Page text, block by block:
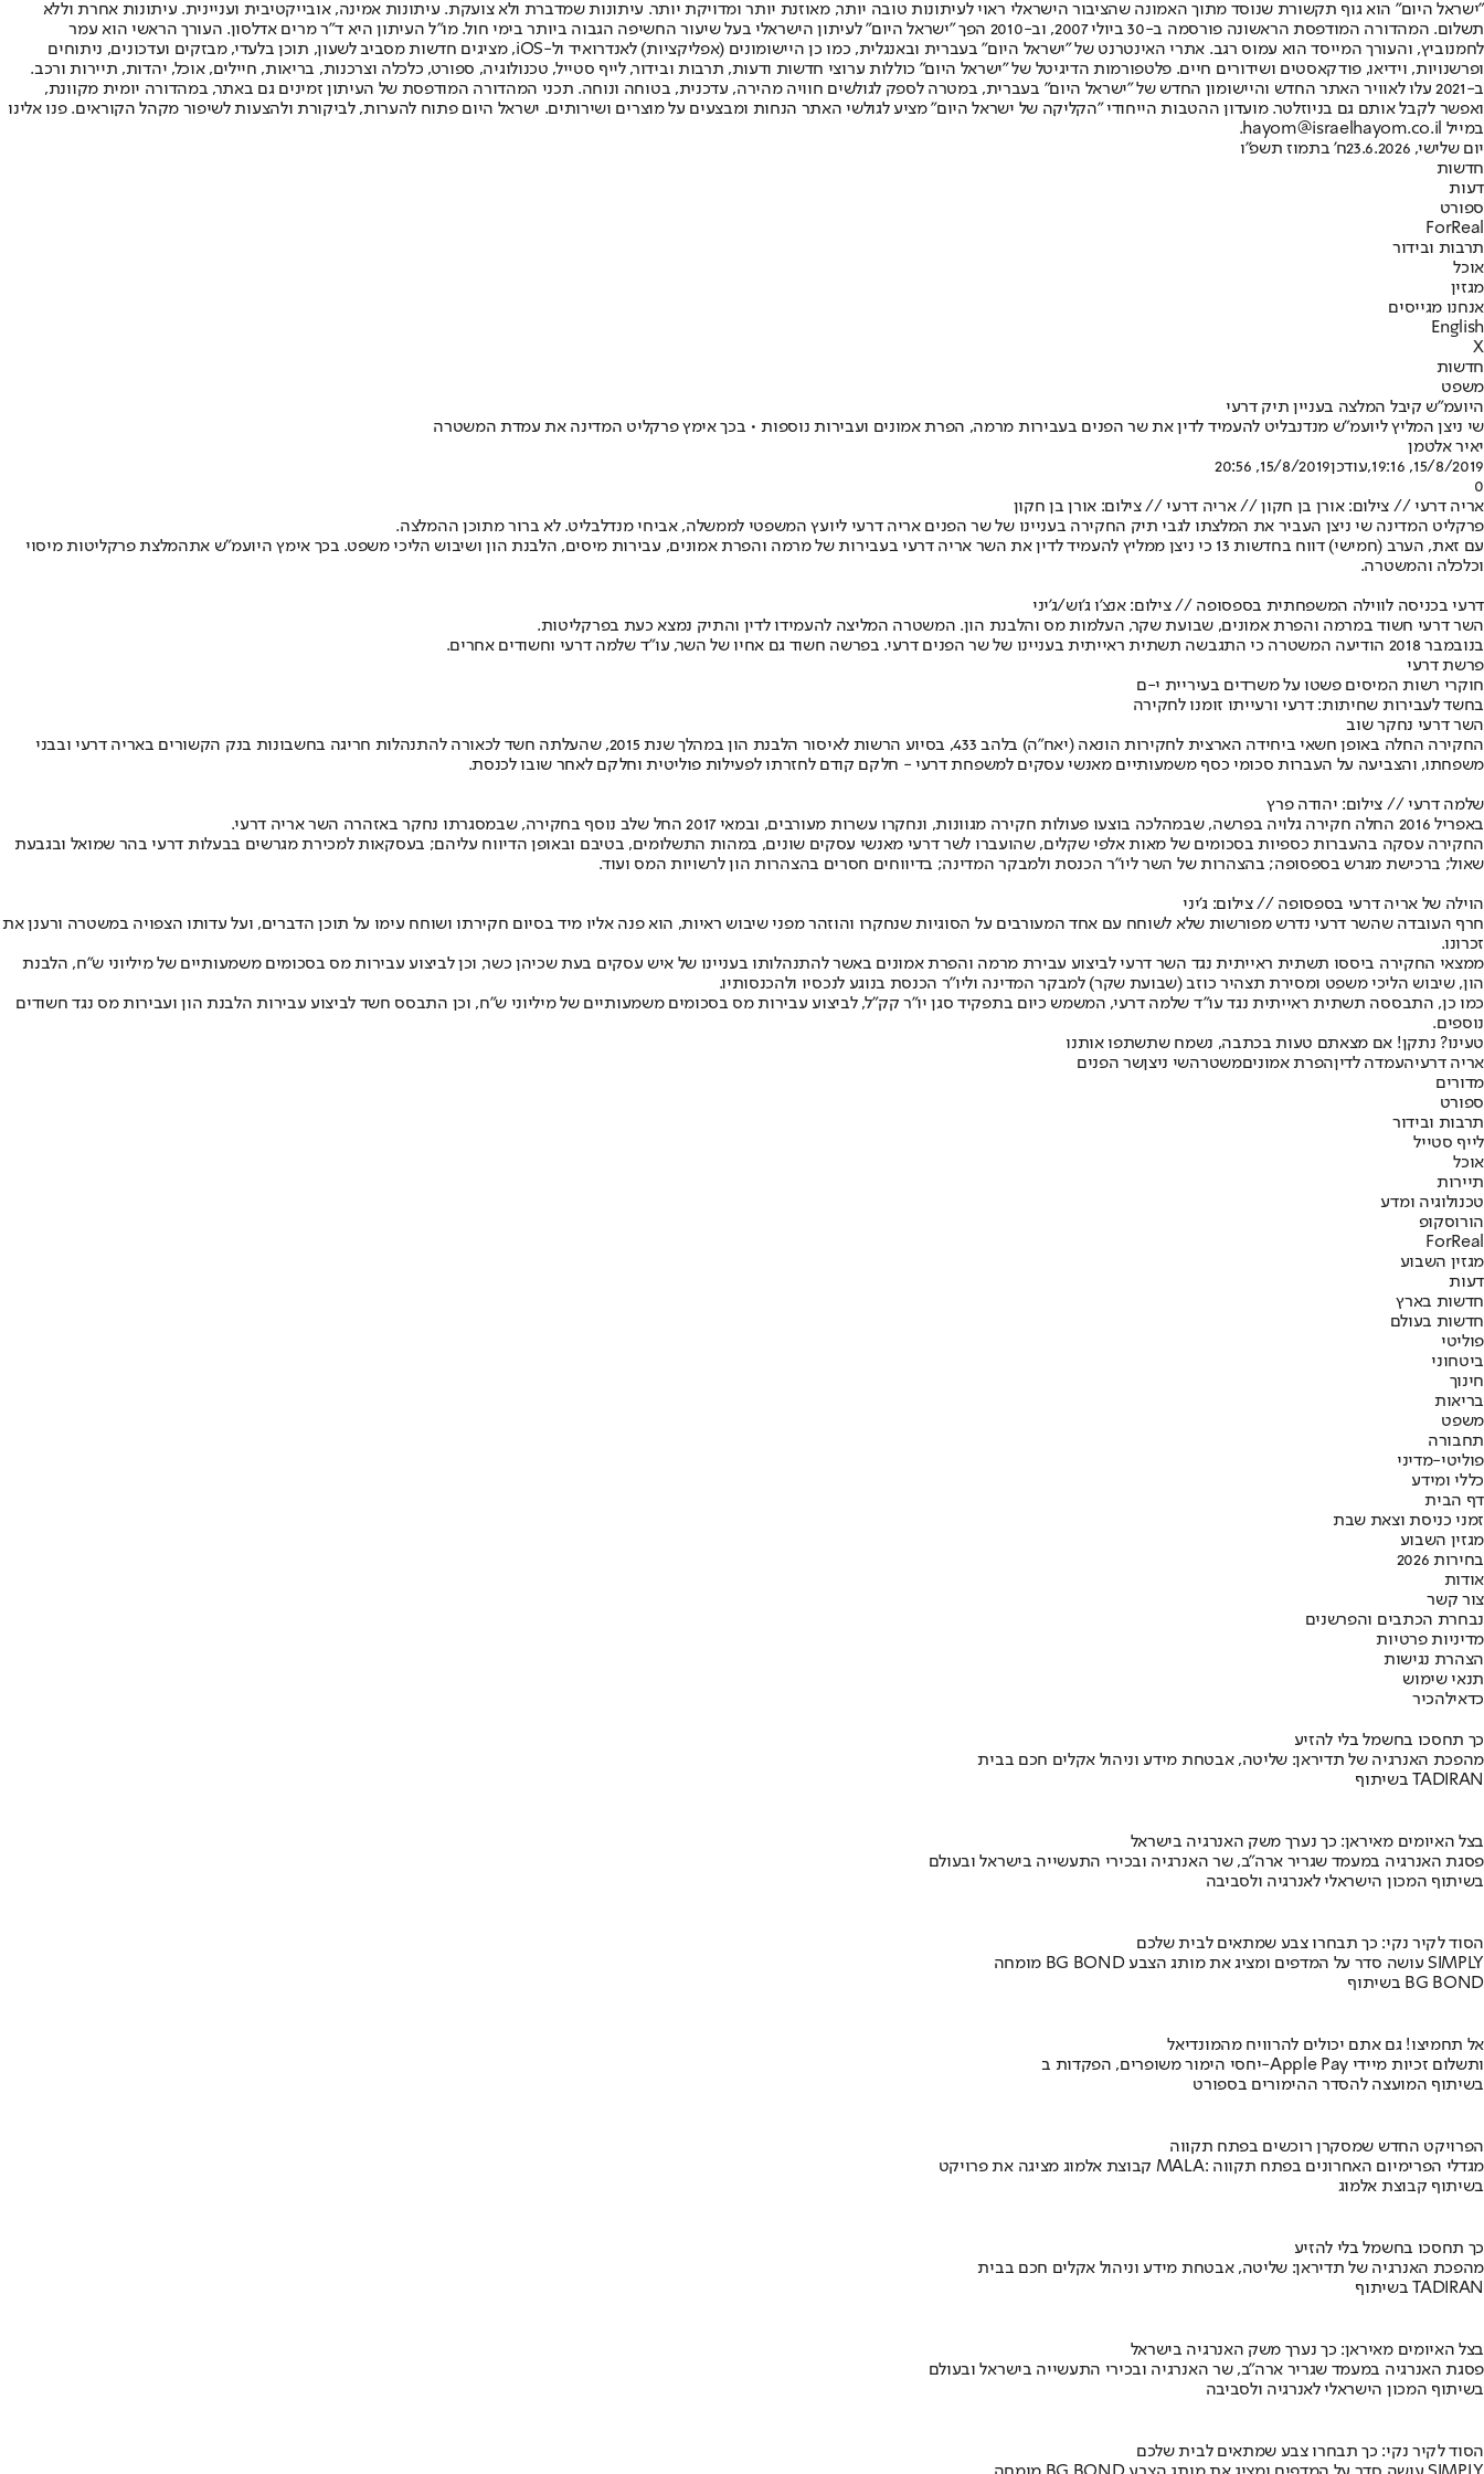
"ישראל היום" הוא גוף תקשורת שנוסד מתוך האמונה שהציבור הישראלי ראוי לעיתונות טובה יותר, מאוזנת יותר ומדויקת יותר. עיתונות שמדברת ולא צועקת. עיתונות אמינה, אובייקטיבית ועניינית. עיתונות אחרת וללא
תשלום. המהדורה המודפסת הראשונה פורסמה ב-30 ביולי 2007, וב-2010 הפך "ישראל היום" לעיתון הישראלי בעל שיעור החשיפה הגבוה ביותר בימי חול. מו"ל העיתון היא ד"ר מרים אדלסון. העורך הראשי הוא עמר
לחמנוביץ, והעורך המייסד הוא עמוס רגב. אתרי האינטרנט של "ישראל היום" בעברית ובאנגלית, כמו כן היישומונים (אפליקציות) לאנדרואיד ול-iOS, מציגים חדשות מסביב לשעון, תוכן בלעדי, מבזקים ועדכונים, ניתוחים
ופרשנויות, וידיאו, פודקאסטים ושידורים חיים. פלטפורמות הדיגיטל של "ישראל היום" כוללות ערוצי חדשות ודעות, תרבות ובידור, לייף סטייל, טכנולוגיה, ספורט, כלכלה וצרכנות, בריאות, חיילים, אוכל, יהדות, תיירות ורכב.
ב-2021 עלו לאוויר האתר החדש והיישומון החדש של "ישראל היום" בעברית, במטרה לספק לגולשים חוויה מהירה, עדכנית, בטוחה ונוחה. תכני המהדורה המודפסת של העיתון זמינים גם באתר, במהדורה יומית מקוונת,
ואפשר לקבל אותם גם בניוזלטר. מועדון ההטבות הייחודי "הקליקה של ישראל היום" מציע לגולשי האתר הנחות ומבצעים על מוצרים ושירותים. ישראל היום פתוח להערות, לביקורת ולהצעות לשיפור מקהל הקוראים. פנו אלינו
במייל hayom@israelhayom.co.il.
יום שלישי, 23.6.2026
ח' בתמוז תשפ"ו
חדשות
דעות
ספורט
ForReal
תרבות ובידור
אוכל
מגזין
אנחנו מגייסים
English
X
חדשות
משפט
היועמ"ש קיבל המלצה בעניין תיק דרעי
שי ניצן המליץ ליועמ"ש מנדנבליט להעמיד לדין את שר הפנים בעבירות מרמה, הפרת אמונים ועבירות נוספות • בכך אימץ פרקליט המדינה את עמדת המשטרה
יאיר אלטמן
15/8/2019, 19:16
,עודכן15/8/2019, 20:56
0
אריה דרעי // צילום: אורן בן חקון // אריה דרעי // צילום: אורן בן חקון
פרקליט המדינה שי ניצן העביר את המלצתו לגבי תיק החקירה בעניינו של שר הפנים אריה דרעי ליועץ המשפטי לממשלה, אביחי מנדלבליט. לא ברור מתוכן ההמלצה.
עם זאת, הערב (חמישי) דווח בחדשות 13 כי ניצן ממליץ להעמיד לדין את השר אריה דרעי בעבירות של מרמה והפרת אמונים, עבירות מיסים, הלבנת הון ושיבוש הליכי משפט. בכך אימץ היועמ"ש את
המלצת פרקליטות מיסוי
וכלכלה והמשטרה.
דרעי בכניסה לווילה המשפחתית בספסופה // צילום: אנצ'ו ג'וש/ג'יני
השר דרעי חשוד במרמה והפרת אמונים, שבועת שקר, העלמות מס והלבנת הון. המשטרה המליצה להעמידו לדין והתיק נמצא כעת בפרקליטות.
בנובמבר 2018 הודיעה המשטרה כי התגבשה תשתית ראייתית בעניינו של שר הפנים דרעי. בפרשה חשוד גם אחיו של השר, עו"ד שלמה דרעי וחשודים אחרים.
פרשת דרעי
חוקרי רשות המיסים פשטו על משרדים בעיריית י-ם
בחשד לעבירות שחיתות: דרעי ורעייתו זומנו לחקירה
השר דרעי נחקר שוב
החקירה החלה באופן חשאי ביחידה הארצית לחקירות הונאה (יאח"ה) בלהב 433, בסיוע הרשות לאיסור הלבנת הון במהלך שנת 2015, שהעלתה חשד לכאורה להתנהלות חריגה בחשבונות בנק הקשורים באריה דרעי ובבני
משפחתו, והצביעה על העברות סכומי כסף משמעותיים מאנשי עסקים למשפחת דרעי - חלקם קודם לחזרתו לפעילות פוליטית וחלקם לאחר שובו לכנסת.
שלמה דרעי // צילום: יהודה פרץ
באפריל 2016 החלה חקירה גלויה בפרשה, שבמהלכה בוצעו פעולות חקירה מגוונות, ונחקרו עשרות מעורבים, ובמאי 2017 החל שלב נוסף בחקירה, שבמסגרתו נחקר באזהרה השר אריה דרעי.
החקירה עסקה בהעברות כספיות בסכומים של מאות אלפי שקלים, שהועברו לשר דרעי מאנשי עסקים שונים, במהות התשלומים, בטיבם ובאופן הדיווח עליהם; בעסקאות למכירת מגרשים בבעלות דרעי בהר שמואל ובגבעת
שאול; ברכישת מגרש בספסופה; בהצהרות של השר ליו"ר הכנסת ולמבקר המדינה; בדיווחים חסרים בהצהרות הון לרשויות המס ועוד.
הוילה של אריה דרעי בספסופה // צילום: ג'יני
חרף העובדה שהשר דרעי נדרש מפורשות שלא לשוחח עם אחד המעורבים על הסוגיות שנחקרו והוזהר מפני שיבוש ראיות, הוא פנה אליו מיד בסיום חקירתו ושוחח עימו על תוכן הדברים, ועל עדותו הצפויה במשטרה ורענן את
זכרונו.
ממצאי החקירה ביססו תשתית ראייתית נגד השר דרעי לביצוע עבירת מרמה והפרת אמונים באשר להתנהלותו בעניינו של איש עסקים בעת שכיהן כשר, וכן לביצוע עבירות מס בסכומים משמעותיים של מיליוני ש"ח, הלבנת
הון, שיבוש הליכי משפט ומסירת תצהיר כוזב (שבועת שקר) למבקר המדינה וליו"ר הכנסת בנוגע לנכסיו ולהכנסותיו.
כמו כן, התבססה תשתית ראייתית נגד עו"ד שלמה דרעי, המשמש כיום בתפקיד סגן יו"ר קק"ל, לביצוע עבירות מס בסכומים משמעותיים של מיליוני ש"ח, וכן התבסס חשד לביצוע עבירות הלבנת הון ועבירות מס נגד חשודים
נוספים.
טעינו? נתקן! אם מצאתם טעות בכתבה, נשמח שתשתפו אותנו
אריה דרעיהעמדה לדיןהפרת אמוניםמשטרהשי ניצןשר הפנים
מדורים
ספורט
תרבות ובידור
לייף סטייל
אוכל
תיירות
טכנולוגיה ומדע
הורוסקופ
ForReal
מגזין השבוע
דעות
חדשות בארץ
חדשות בעולם
פוליטי
ביטחוני
חינוך
בריאות
משפט
תחבורה
פוליטי-מדיני
כללי ומידע
דף הבית
זמני כניסת וצאת שבת
מגזין השבוע
בחירות 2026
אודות
צור קשר
נבחרת הכתבים והפרשנים
מדיניות פרטיות
הצהרת נגישות
תנאי שימוש
כדאילהכיר
כך תחסכו בחשמל בלי להזיע
מהפכת האנרגיה של תדיראן: שליטה, אבטחת מידע וניהול אקלים חכם בבית
בשיתוף TADIRAN
בצל האיומים מאיראן: כך נערך משק האנרגיה בישראל
פסגת האנרגיה במעמד שגריר ארה"ב, שר האנרגיה ובכירי התעשייה בישראל ובעולם
בשיתוף המכון הישראלי לאנרגיה ולסביבה
הסוד לקיר נקי: כך תבחרו צבע שמתאים לבית שלכם
מומחה BG BOND עושה סדר על המדפים ומציג את מותג הצבע SIMPLY
בשיתוף BG BOND
אל תחמיצו! גם אתם יכולים להרוויח מהמונדיאל
יחסי הימור משופרים, הפקדות ב-Apple Pay ותשלום זכיות מיידי
בשיתוף המועצה להסדר ההימורים בספורט
הפרויקט החדש שמסקרן רוכשים בפתח תקווה
קבוצת אלמוג מציגה את פרויקט MALA: מגדלי הפרימיום האחרונים בפתח תקווה
בשיתוף קבוצת אלמוג
כך תחסכו בחשמל בלי להזיע
מהפכת האנרגיה של תדיראן: שליטה, אבטחת מידע וניהול אקלים חכם בבית
בשיתוף TADIRAN
בצל האיומים מאיראן: כך נערך משק האנרגיה בישראל
פסגת האנרגיה במעמד שגריר ארה"ב, שר האנרגיה ובכירי התעשייה בישראל ובעולם
בשיתוף המכון הישראלי לאנרגיה ולסביבה
הסוד לקיר נקי: כך תבחרו צבע שמתאים לבית שלכם